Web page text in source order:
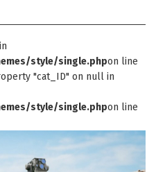
style/single.phpon line
"cat_ID" on null in
style/single.phpon line